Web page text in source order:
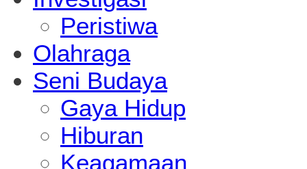
Peristiwa
Olahraga
Seni Budaya
Gaya Hidup
Hiburan
Keagamaan